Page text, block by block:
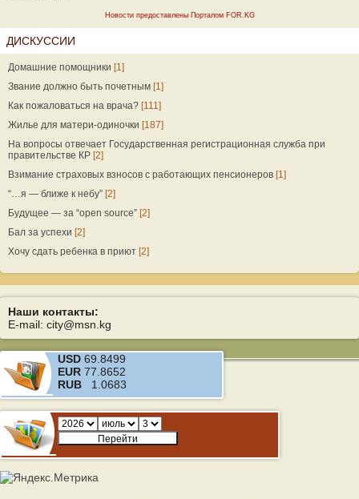
Новости предоставлены Порталом FOR.KG
ДИСКУССИИ
Домашние помощники [1]
Звание должно быть почетным [1]
Как пожаловаться на врача? [111]
Жилье для матери-одиночки [187]
На вопросы отвечает Государственная регистрационная служба при
правительстве КР [2]
Взимание страховых взносов с работающих пенсионеров [1]
“…я — ближе к небу” [2]
Будущее — за “open source” [2]
Бал за успехи [2]
Хочу сдать ребенка в приют [2]
Наши контакты:
E-mail: city@msn.kg
USD 69.8499
EUR 77.8652
RUB 1.0683